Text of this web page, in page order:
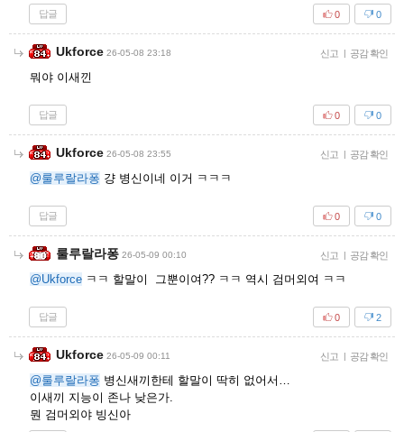
답글 0
0
Ukforce 26-05-08 23:18 신고 | 공감 확인
뭐야 이새낀
답글 0
0
Ukforce 26-05-08 23:55 신고 | 공감 확인
@룰루랄라퐁 걍 병신이네 이거 ㅋㅋㅋ
답글 0
0
룰루랄라퐁 26-05-09 00:10 신고 | 공감 확인
@Ukforce ㅋㅋ 할말이 그뿐이여?? ㅋㅋ 역시 검머외여 ㅋㅋ
답글 2
0
Ukforce 26-05-09 00:11 신고 | 공감 확인
@룰루랄라퐁 병신새끼한테 할말이 딱히 없어서…
이새끼 지능이 존나 낮은가.
뭔 검머외야 빙신아